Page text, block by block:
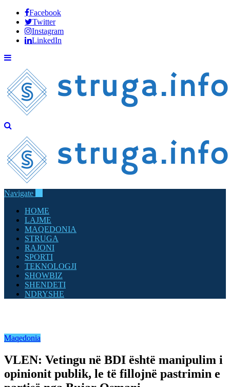
Facebook
Twitter
Instagram
LinkedIn
Navigate
HOME
LAJME
MAQEDONIA
STRUGA
RAJONI
SPORTI
TEKNOLOGJI
SHOWBIZ
SHENDETI
NDRYSHE
Maqedonia
VLEN: Vetingu në BDI është manipulim i
opinionit publik, le të fillojnë pastrimin e